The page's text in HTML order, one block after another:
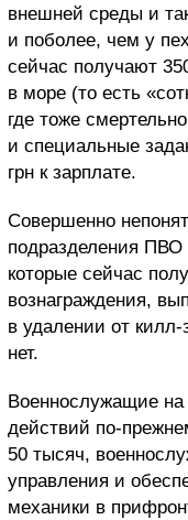
внешней среды и
и поболее, чем у
сейчас получают
в море (то есть
где тоже
и специальные
грн к зарплате.
Совершенно
подразделения ПВО
которые сейчас
вознаграждения,
в удалении от
нет.
Военнослужащие на
действий по-
50 тысяч,
управления и
механики в